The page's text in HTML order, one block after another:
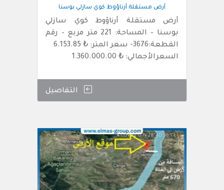
أرض مستقلة أرناؤوط كوي سازلي بوسنا
أرض مستقلة أرناؤوط كوي سازلي
بوسنا – المساحة: 221 متر مربع – رقم
القطعة:3676- سعر المتر: ₺ 6.153.85
السعرالأجمالي: ₺ 1.360.000.00
التفاصيل